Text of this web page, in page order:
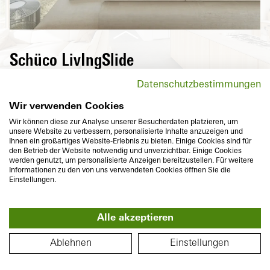
FLOOR PLAN
Schüco LivIngSlide
Highly thermally insulated lift-and-slide
open up new spaces and lower energy
costs. Their design can be customised in
terms of size, shape, colours, and comfort
and safety fittings.
Basic depth
194 / 82mm
Thermal insulation
U to 1,3W/(m²K)
Datenschutzbestimmungen
Wir verwenden Cookies
Wir können diese zur Analyse unserer Besucherdaten platzieren, um
unsere Website zu verbessern, personalisierte Inhalte anzuzeigen und
Ihnen ein großartiges Website-Erlebnis zu bieten. Einige Cookies sind für
den Betrieb der Website notwendig und unverzichtbar. Einige Cookies
werden genutzt, um personalisierte Anzeigen bereitzustellen. Für weitere
Informationen zu den von uns verwendeten Cookies öffnen Sie die
Einstellungen.
Alle akzeptieren
Ablehnen Einstellungen